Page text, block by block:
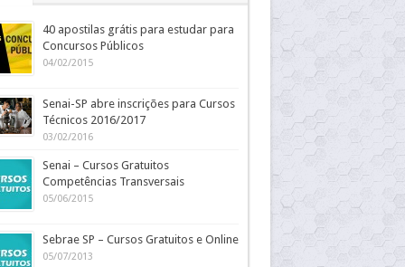
40 apostilas grátis para estudar para
Concursos Públicos
04/02/2015
Senai-SP abre inscrições para Cursos
Técnicos 2016/2017
03/02/2016
Senai – Cursos Gratuitos
Competências Transversais
05/06/2015
Sebrae SP – Cursos Gratuitos e Online
05/07/2013